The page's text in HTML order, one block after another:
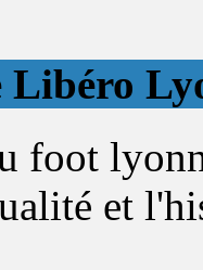
Libéro
foot
et